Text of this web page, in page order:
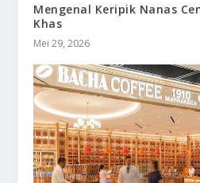
Mengenal Keripik Nanas
Khas
Mei 29, 2026